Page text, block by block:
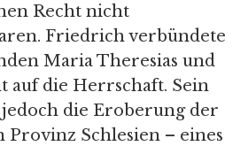
Recht nicht
Friedrich verbündete
Maria Theresias und
auf die Herrschaft. Sein
die Eroberung der
Provinz Schlesien – eines